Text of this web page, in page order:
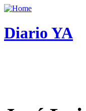
Diario YA